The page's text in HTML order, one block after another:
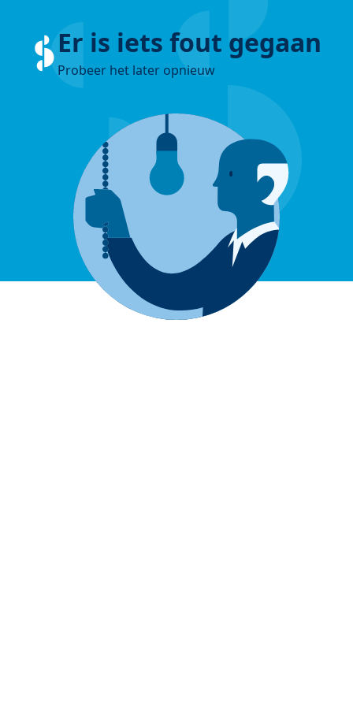
Er is iets fout gegaan
Probeer het later opnieuw